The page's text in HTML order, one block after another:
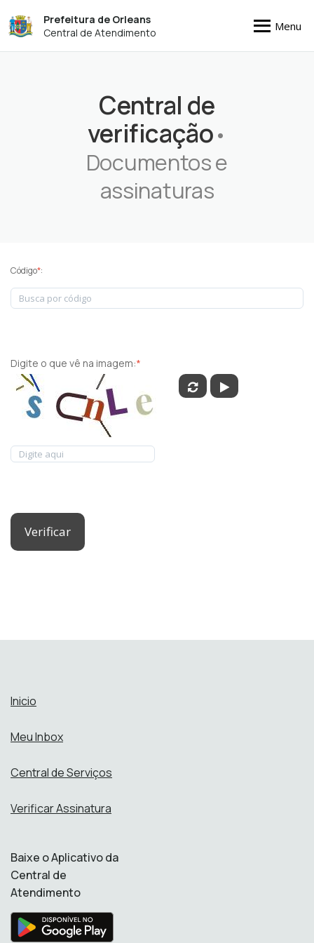
Prefeitura de Orleans
Central de Atendimento
Menu
Central de
verificação•
Documentos e
assinaturas
Código*:
Digite o que vê na imagem:*
Verificar
Inicio
Meu Inbox
Central de Serviços
Verificar Assinatura
Baixe o Aplicativo da
Central de
Atendimento